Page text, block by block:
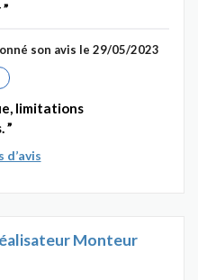
son avis le 29/05/2023
limitations
d’avis
Monteur